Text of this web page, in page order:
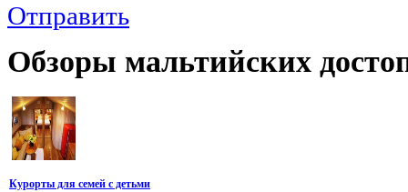
Отправить
Обзоры мальтийских
Курорты для семей с детьми